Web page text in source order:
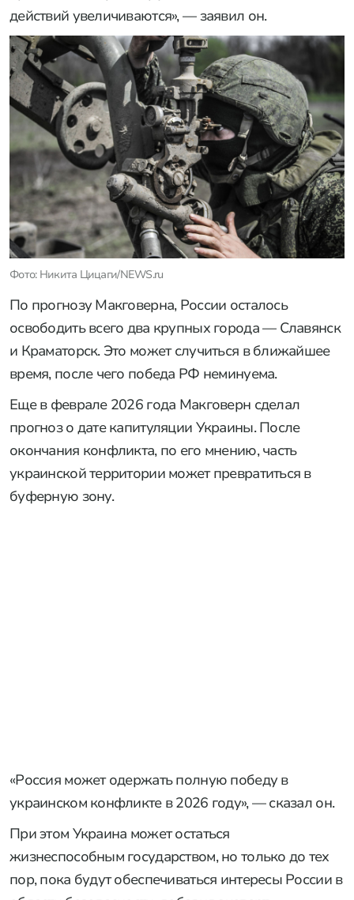
действий увеличиваются», — заявил он.
Фото: Никита Цицаги/NEWS.ru
По прогнозу Макговерна, России осталось
освободить всего два крупных города — Славянск
и Краматорск. Это может случиться в ближайшее
время, после чего победа РФ неминуема.
Еще в феврале 2026 года Макговерн сделал
прогноз о дате капитуляции Украины. После
окончания конфликта, по его мнению, часть
украинской территории может превратиться в
буферную зону.
«Россия может одержать полную победу в
украинском конфликте в 2026 году», — сказал он.
При этом Украина может остаться
жизнеспособным государством, но только до тех
пор, пока будут обеспечиваться интересы России в